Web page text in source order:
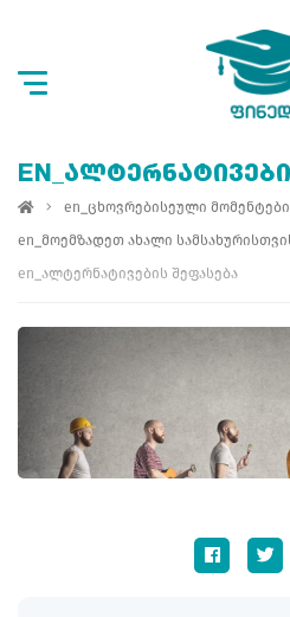
en_ცხოვრებისეული
en_მოემზადეთ ახალი
en_ალტერნატივების შეფასება